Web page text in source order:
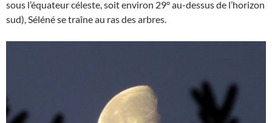
sous l’équateur céleste, soit environ 29° au-dessus de l’horizon
sud), Séléné se traîne au ras des arbres.